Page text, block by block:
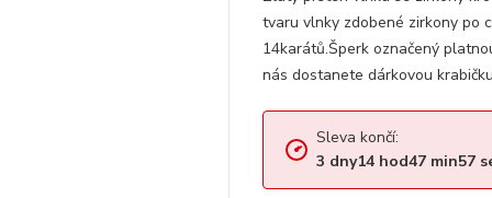
tvaru vlnky zdobené zirkony po
14karátů.Šperk označený
nás dostanete dárkovou
Sleva končí:
3 dny14hod47min56